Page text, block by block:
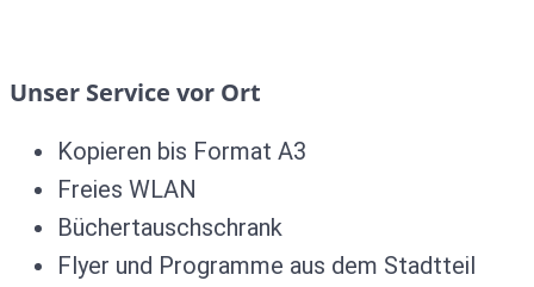
Unser Service vor Ort
Kopieren bis Format A3
Freies WLAN
Büchertauschschrank
Flyer und Programme aus dem Stadtteil